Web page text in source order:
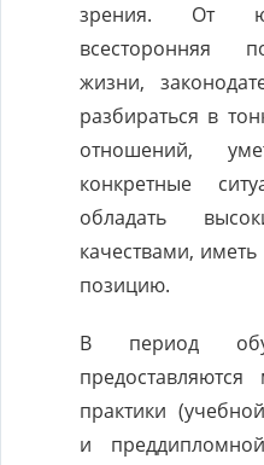
зрения. От
всесторонняя
жизни,
разбираться в
отношений,
конкретные
обладать
качествами,
позицию.
В период
практики
и